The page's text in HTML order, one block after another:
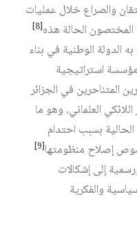
والصراع خلال عمليات
المختصون الحالة هذه‏[8]
الوطنية في بناء
استراتيجية
المتناحرين في الجزائر
العلماني، وهو ما
بسبب احتدام
إصلاح منظومتها‏[9]
إلى إشكالات
والفكرية